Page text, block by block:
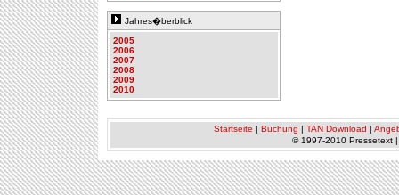
Jahres�berblick
2005
2006
2007
2008
2009
2010
Startseite | Buchung | TAN Download |
© 1997-2010 Pressetext